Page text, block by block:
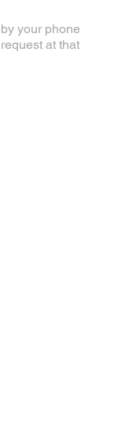
your phone
at that